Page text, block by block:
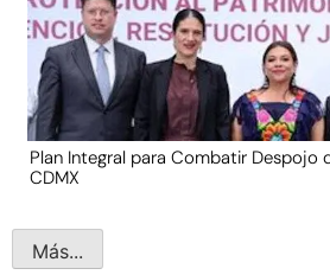
Plan Integral para Combatir Despojo
CDMX
Más...